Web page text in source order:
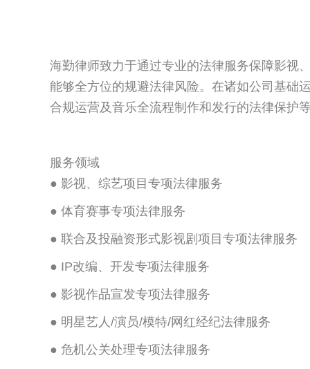
海勤律师致力于通过专业的法律服务保障影视
能够全方位的规避法律风险。在诸如公司基础
合规运营及音乐全流程制作和发行的法律保护
服务领域
● 影视、综艺项目专项法律服务
● 体育赛事专项法律服务
● 联合及投融资形式影视剧项目专项法律服务
● IP改编、开发专项法律服务
● 影视作品宣发专项法律服务
● 明星艺人/演员/模特/网红经纪法律服务
● 危机公关处理专项法律服务